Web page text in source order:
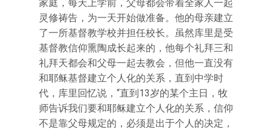
家庭，每天上学前，父母都会带着全家人一起
灵修祷告，为一天开始做准备。他的母亲建立
了一所基督教学校并担任校长。虽然库里是受
基督教信仰熏陶成长起来的，他每个礼拜三和
礼拜天都会和父母一起去教会，但他一直没有
和耶稣基督建立个人化的关系，直到中学时
代，库里回忆说，“直到13岁的某个主日，牧
师告诉我们要和耶稣建立个人化的关系，信仰
不是靠父母规定的，必须是出于个人的决定，